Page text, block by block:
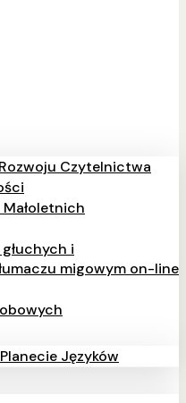
Czytelnictwa
i
migowym on-line
Języków